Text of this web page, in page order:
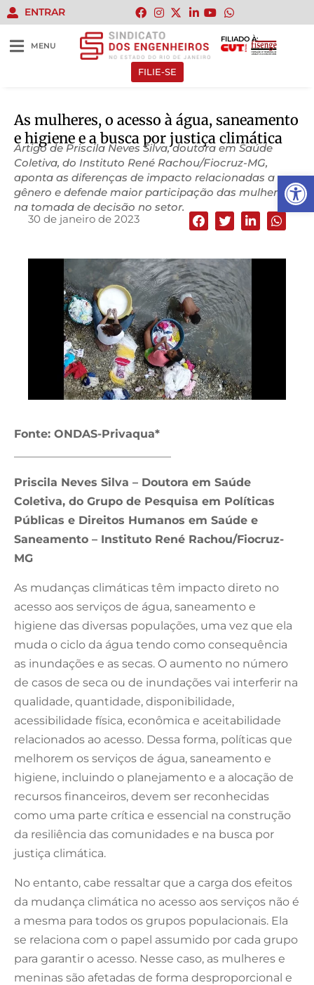
Abrir
ENTRAR
MENU
FILIADO À:
FILIE-SE
As mulheres, o acesso à água, saneamento
e higiene e a busca por justiça climática
Artigo de Priscila Neves Silva, doutora em Saúde
Coletiva, do Instituto René Rachou/Fiocruz-MG,
aponta as diferenças de impacto relacionadas a
gênero e defende maior participação das mulheres
na tomada de decisão no setor.
30 de janeiro de 2023
Fonte: ONDAS-Privaqua*
Priscila Neves Silva – Doutora em Saúde
Coletiva, do Grupo de Pesquisa em Políticas
Públicas e Direitos Humanos em Saúde e
Saneamento – Instituto René Rachou/Fiocruz-
MG
As mudanças climáticas têm impacto direto no
acesso aos serviços de água, saneamento e
higiene das diversas populações, uma vez que ela
muda o ciclo da água tendo como consequência
as inundações e as secas. O aumento no número
de casos de seca ou de inundações vai interferir na
qualidade, quantidade, disponibilidade,
acessibilidade física, econômica e aceitabilidade
relacionados ao acesso. Dessa forma, políticas que
melhorem os serviços de água, saneamento e
higiene, incluindo o planejamento e a alocação de
recursos financeiros, devem ser reconhecidas
como uma parte crítica e essencial na construção
da resiliência das comunidades e na busca por
justiça climática.
No entanto, cabe ressaltar que a carga dos efeitos
da mudança climática no acesso aos serviços não é
a mesma para todos os grupos populacionais. Ela
se relaciona com o papel assumido por cada grupo
para garantir o acesso. Nesse caso, as mulheres e
meninas são afetadas de forma desproporcional e